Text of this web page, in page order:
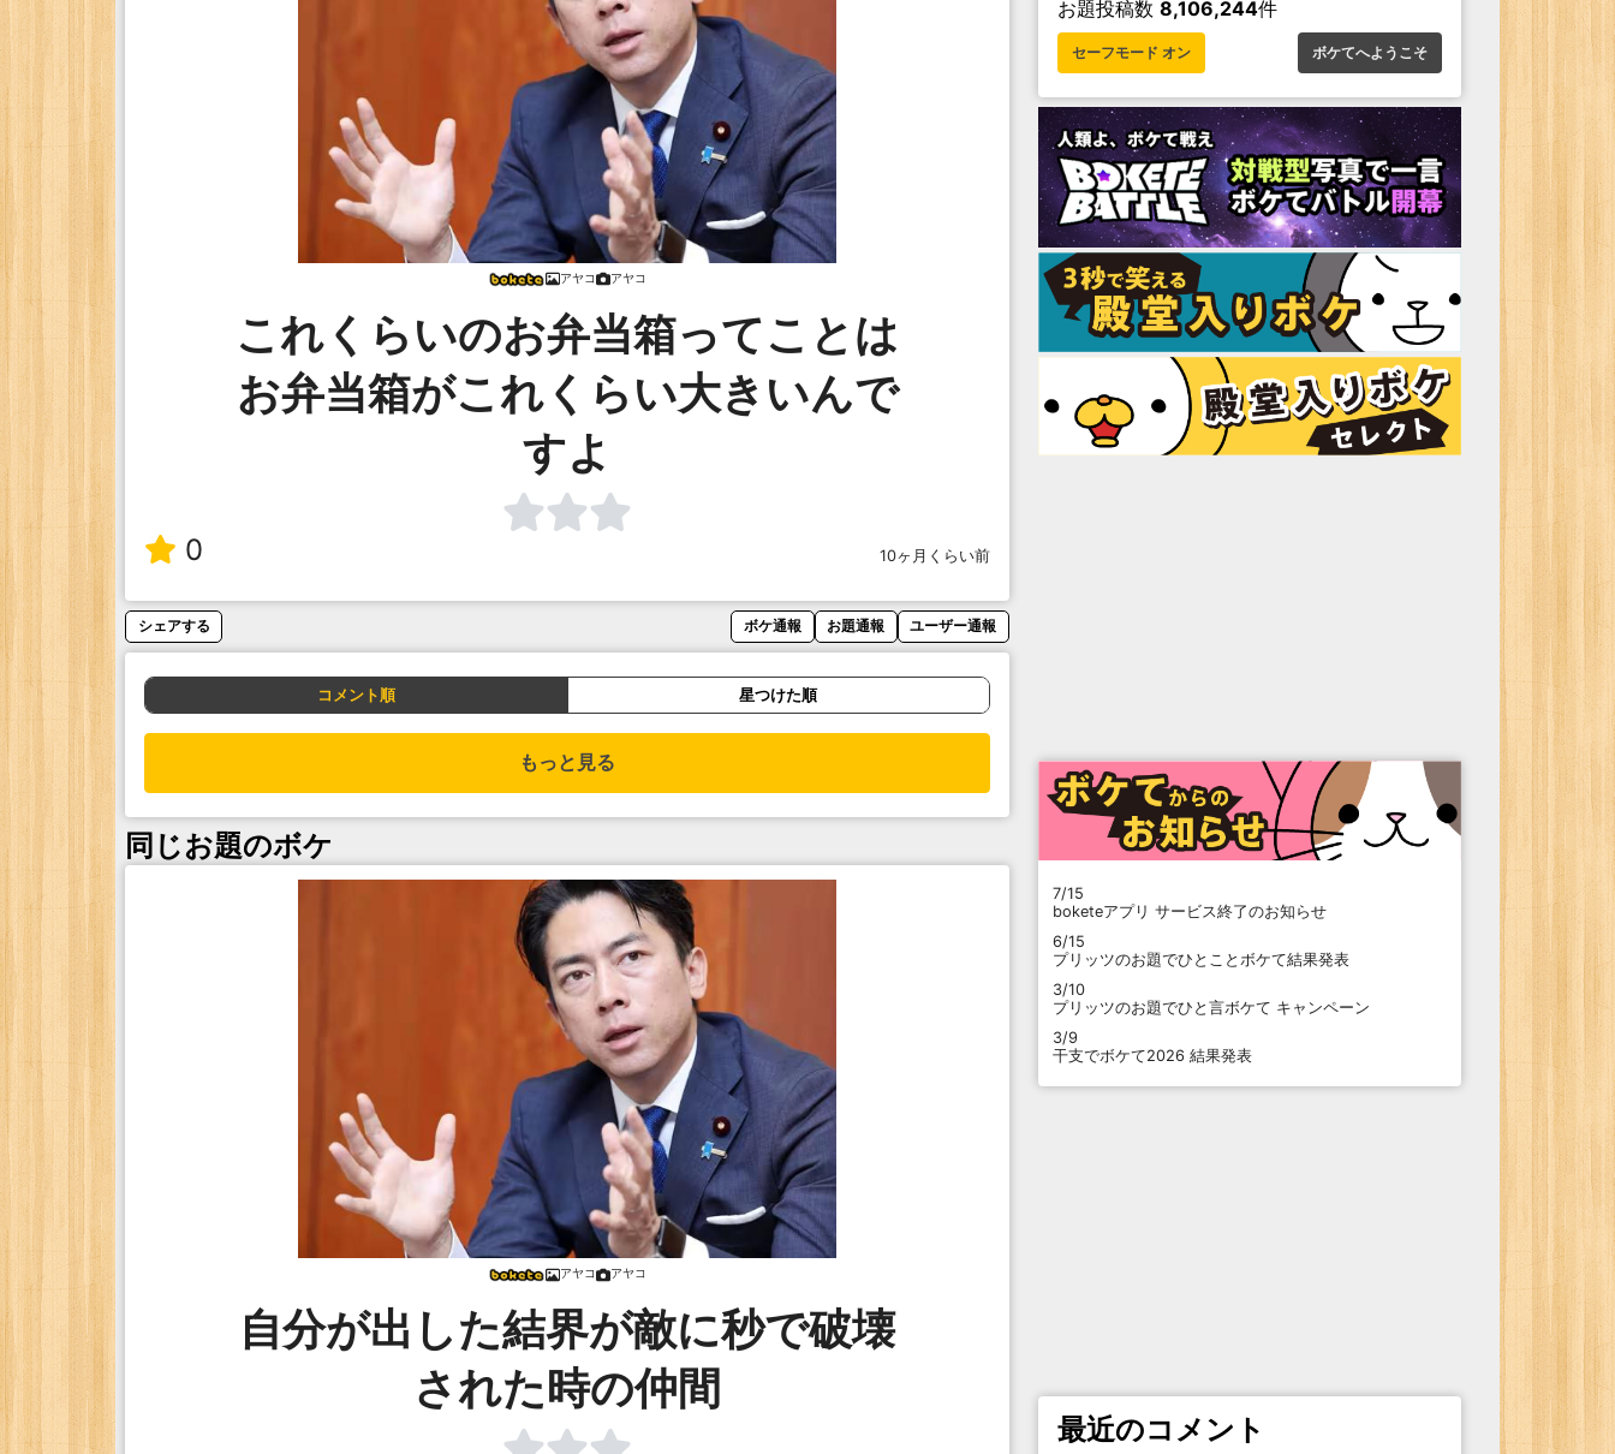
アヤコ アヤコ
これくらいのお弁当箱ってことは
お弁当箱がこれくらい大きいんで
すよ
0 10ヶ月くらい前
シェアする ボケ通報 お題通報 ユーザー通報
コメント順 星つけた順
もっと見る
同じお題のボケ
アヤコ アヤコ
自分が出した結界が敵に秒で破壊
された時の仲間
お題投稿数 8,106,244件
セーフモード オン ボケてへようこそ
7/15
boketeアプリ サービス終了のお知らせ
6/15
プリッツのお題でひとことボケて結果発表
3/10
プリッツのお題でひと言ボケて キャンペーン
3/9
干支でボケて2026 結果発表
最近のコメント